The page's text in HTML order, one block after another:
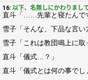
16: 以下、名無しにかわりまし
直斗「……先輩と寝たんで
雪子「そんな、下品な言い
雪子「これは教団鳴上に取
直斗「儀式…？」
直斗「儀式とは何の事でし